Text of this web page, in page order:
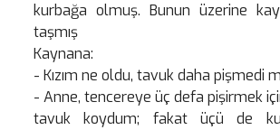
kurbağa olmuş. Bunun üzerine
taşmış
Kaynana:
- Kızım ne oldu, tavuk daha pişmedi
- Anne, tencereye üç defa pişirmek
tavuk koydum; fakat üçü de